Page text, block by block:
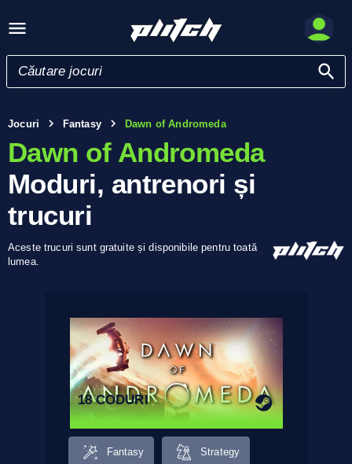
Jocuri Fantasy Dawn of Andromeda
Dawn of Andromeda
Moduri, antrenori și
trucuri
Aceste trucuri sunt gratuite și disponibile pentru toată
lumea.
18 CODURI
Fantasy Strategy